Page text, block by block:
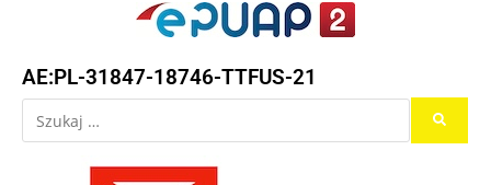
AE:PL-31847-18746-TTFUS-21